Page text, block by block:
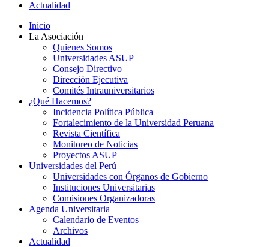
Actualidad
Inicio
La Asociación
Quienes Somos
Universidades ASUP
Consejo Directivo
Dirección Ejecutiva
Comités Intrauniversitarios
¿Qué Hacemos?
Incidencia Política Pública
Fortalecimiento de la Universidad Peruana
Revista Científica
Monitoreo de Noticias
Proyectos ASUP
Universidades del Perú
Universidades con Órganos de Gobierno
Instituciones Universitarias
Comisiones Organizadoras
Agenda Universitaria
Calendario de Eventos
Archivos
Actualidad